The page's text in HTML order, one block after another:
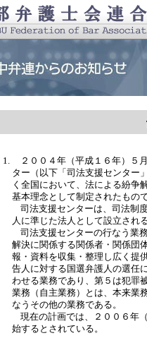
２００４年（平成１６年）５
ター（以下「司法支援センター
く全国において、法による紛争
基本理念として制定されたもので
司法支援センターは、司法制
人に準じた法人として設立され
司法支援センターの行なう業
解決に関係する関係者・関係団
報・資料を収集・整理し広く提
告人に対する国選弁護人の選任
わせる業務であり、第５は犯罪
業務（自主業務）とは、本来業
なうその他の業務である。
現在の計画では、２００６年
始するとされている。